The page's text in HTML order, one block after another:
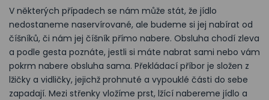
V některých případech se nám může stát, že jídlo
nedostaneme naservírované, ale budeme si jej nabírat od
číšníků, či nám jej číšník přímo nabere. Obsluha chodí zleva
a podle gesta poznáte, jestli si máte nabrat sami nebo vám
pokrm nabere obsluha sama. Překládací příbor je složen z
lžičky a vidličky, jejichž prohnuté a vypouklé části do sebe
zapadají. Mezi střenky vložíme prst, lžící nabereme jídlo a